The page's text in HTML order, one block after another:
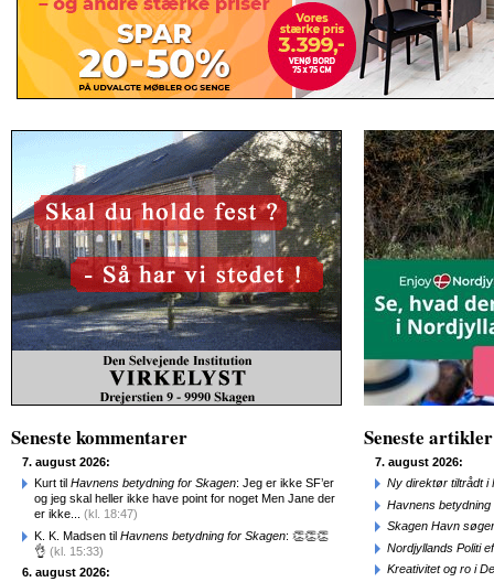
Seneste kommentarer
7. august 2026:
Kurt til Havnens betydning for Skagen: Jeg er ikke SF’er
og jeg skal heller ikke have point for noget Men Jane der
er ikke... (kl. 18:47)
K. K. Madsen til Havnens betydning for Skagen: 👏👏👏
👌 (kl. 15:33)
6. august 2026:
Seneste artikler
7. august 2026:
Ny direktør tiltrådt i
Havnens betydning
Skagen Havn
Nordjyllands Politi
Kreativitet og ro i